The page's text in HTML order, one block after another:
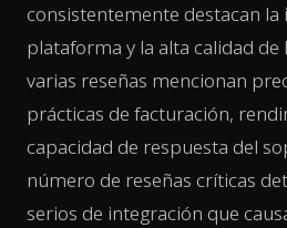
consistentemente destacan
plataforma y la alta calidad de
varias reseñas mencionan
prácticas de facturación,
capacidad de respuesta del
número de reseñas críticas
serios de integración que